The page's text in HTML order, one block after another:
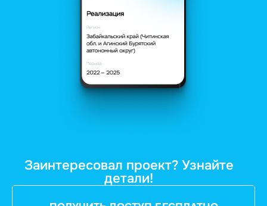
Заинтересовал проект? Узнайте
детали!